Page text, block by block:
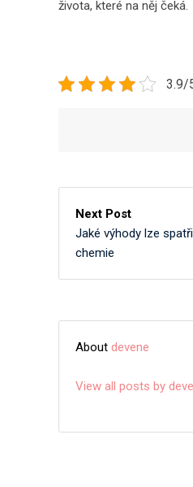
života, které na něj čeká.
3.9/
Next Post
Jaké výhody lze
chemie
About devene
View all posts by